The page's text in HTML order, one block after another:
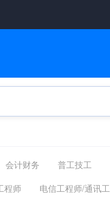
会计财务 普工技工
司机后勤 网络通信
程师 电信工程师/通讯